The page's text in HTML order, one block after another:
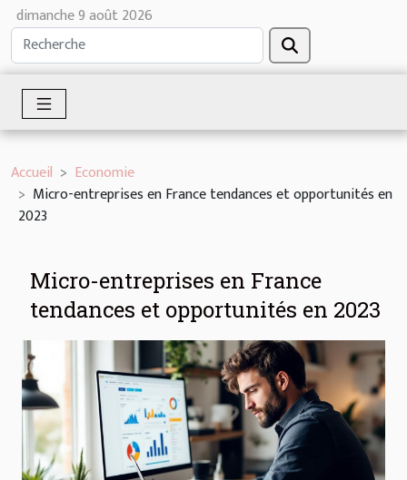
dimanche 9 août 2026
Accueil
Economie
Micro-entreprises en France tendances et opportunités en
2023
Micro-entreprises en France
tendances et opportunités en 2023